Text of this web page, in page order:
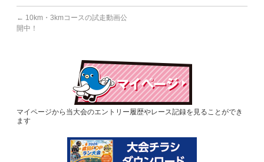
← 10km・3kmコースの試走動画公
開中！
マイページから当大会のエントリー履歴やレース記録を見ることができ
ます